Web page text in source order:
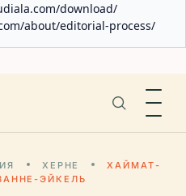
download/
about/editorial-process/
ХЕРНЕ
ХАЙМАТ-
ЭЙКЕЛЬ